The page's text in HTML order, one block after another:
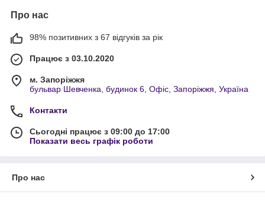
Про нас
98% позитивних з 67 відгуків за рік
Працює з 03.10.2020
м. Запоріжжя
бульвар Шевченка, будинок 6, Офіс, Запоріжжя, Україна
Контакти
Сьогодні працює з 09:00 до 17:00
Показати весь графік роботи
Про нас